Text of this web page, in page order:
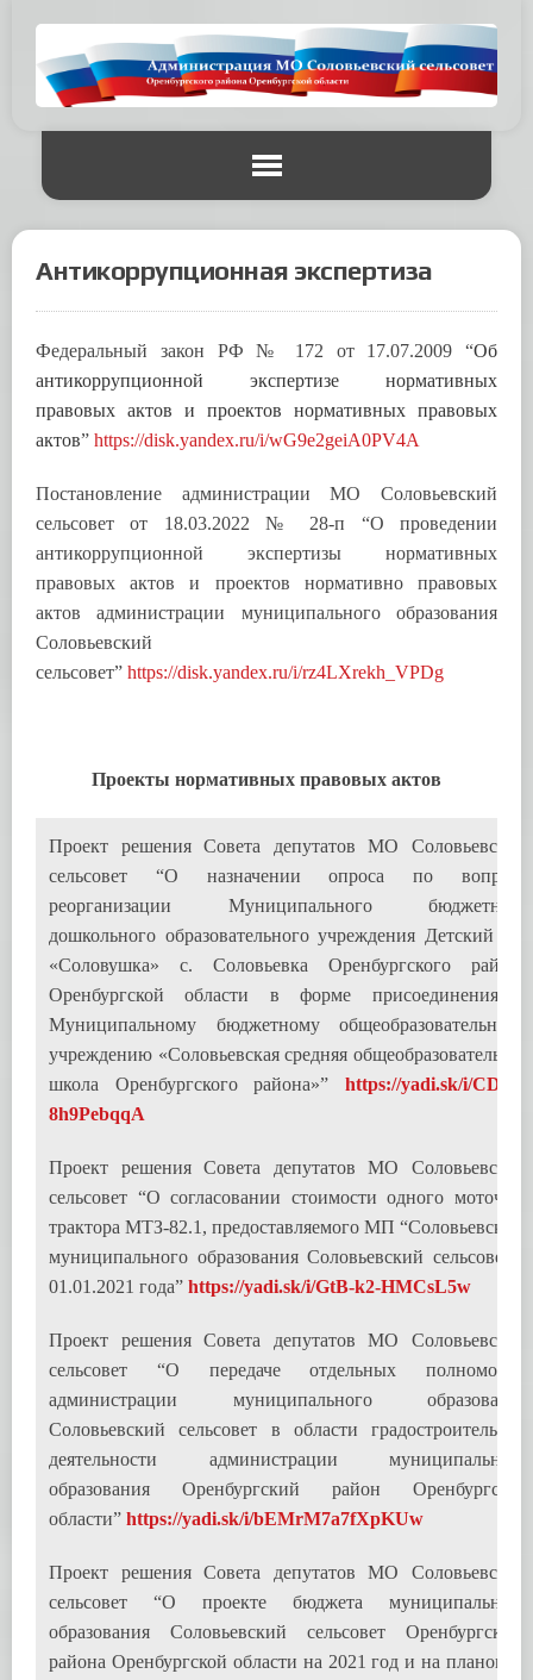
Антикоррупционная экспертиза
Федеральный закон РФ № 172 от 17.07.2009 “Об
антикоррупционной экспертизе нормативных
правовых актов и проектов нормативных правовых
актов” https://disk.yandex.ru/i/wG9e2geiA0PV4A
Постановление администрации МО Соловьевский
сельсовет от 18.03.2022 № 28-п “О проведении
антикоррупционной экспертизы нормативных
правовых актов и проектов нормативно правовых
актов администрации муниципального образования
Соловьевский
сельсовет” https://disk.yandex.ru/i/rz4LXrekh_VPDg
Проекты нормативных правовых актов
Проект решения Совета депутатов МО Соловьевский
сельсовет “О назначении опроса по вопросу
реорганизации Муниципального бюджетного
дошкольного образовательного учреждения Детский сад
«Соловушка» с. Соловьевка Оренбургского района
Оренбургской области в форме присоединения к
Муниципальному бюджетному общеобразовательному
учреждению «Соловьевская средняя общеобразовательная
школа Оренбургского района»” https://yadi.sk/i/CDpp-
8h9PebqqA
Проект решения Совета депутатов МО Соловьевский
сельсовет “О согласовании стоимости одного моточаса
трактора МТЗ-82.1, предоставляемого МП “Соловьевское”
муниципального образования Соловьевский сельсовет с
01.01.2021 года” https://yadi.sk/i/GtB-k2-HMCsL5w
Проект решения Совета депутатов МО Соловьевский
сельсовет “О передаче отдельных полномочий
администрации муниципального образования
Соловьевский сельсовет в области градостроительной
деятельности администрации муниципального
образования Оренбургский район Оренбургской
области” https://yadi.sk/i/bEMrM7a7fXpKUw
Проект решения Совета депутатов МО Соловьевский
сельсовет “О проекте бюджета муниципального
образования Соловьевский сельсовет Оренбургского
района Оренбургской области на 2021 год и на плановый